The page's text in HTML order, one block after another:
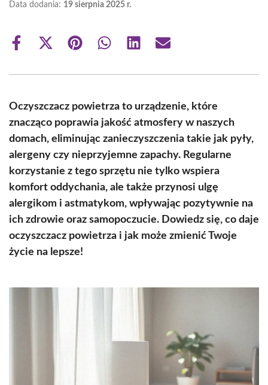
Data dodania: 19 sierpnia 2025 r.
Share
Share
(Twitter)
Share Share Share Share
Oczyszczacz powietrza to urządzenie, które
znacząco poprawia jakość atmosfery w naszych
domach, eliminując zanieczyszczenia takie jak pyły,
alergeny czy nieprzyjemne zapachy. Regularne
korzystanie z tego sprzętu nie tylko wspiera
komfort oddychania, ale także przynosi ulgę
alergikom i astmatykom, wpływając pozytywnie na
ich zdrowie oraz samopoczucie. Dowiedz się, co daje
oczyszczacz powietrza i jak może zmienić Twoje
życie na lepsze!